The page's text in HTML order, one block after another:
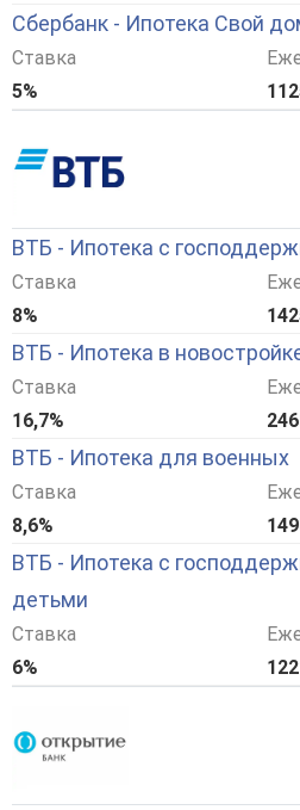
Сбербанк - Ипотека Свой
Ставка
5%
ВТБ - Ипотека с
Ставка
8%
ВТБ - Ипотека в
Ставка
16,7%
ВТБ - Ипотека для военных
Ставка
8,6%
ВТБ - Ипотека с
детьми
Ставка
6%